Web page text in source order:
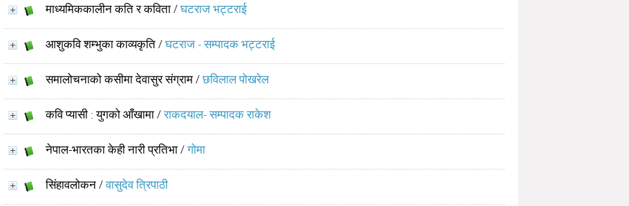
माध्यमिककालीन कति र कविता/घटराज भट्टराई
आशुकवि शम्भुका काव्यकृति/घटराज - सम्पादक भट्टराई
समालोचनाको कसीमा देवासुर संग्राम/छविलाल पोखरेल
कवि प्यासी : युगको आँखामा/राकदयाल- सम्पादक राकेश
नेपाल-भारतका केही नारी प्रतिभा/गोमा
सिंहावलोकन/वासुदेव त्रिपाठी